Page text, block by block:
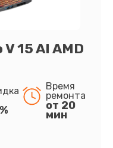
15 AI AMD
Время
ремонта
от 20
мин